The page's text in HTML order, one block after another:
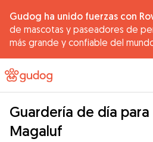
Gudog ha unido fuerzas con
de mascotas y paseadores de
más grande y confiable del
Guardería de día
Magaluf